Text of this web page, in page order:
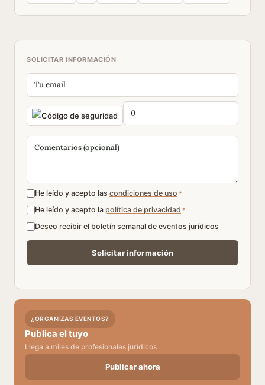
SOLICITAR INFORMACIÓN
He leído y acepto las condiciones de uso *
He leído y acepto la política de privacidad *
Deseo recibir el boletín semanal de eventos jurídicos
¿ORGANIZAS EVENTOS?
Publica el tuyo
Llega a miles de profesionales jurídicos
Publicar ahora